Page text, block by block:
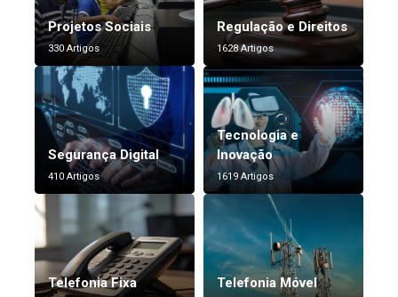
Projetos Sociais
330 Artigos
Regulação e Direitos
1628 Artigos
Segurança Digital
410 Artigos
Tecnologia e
Inovação
1619 Artigos
Telefonia Fixa Telefonia Móvel